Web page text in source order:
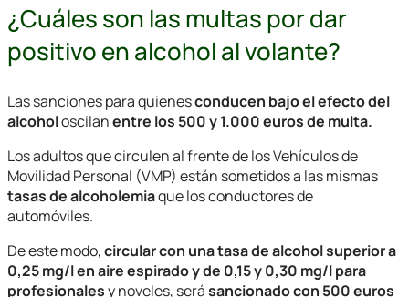
¿Cuáles son las multas por dar
positivo en alcohol al volante?
Las sanciones para quienesconducen bajo el efecto del
alcoholoscilanentre los 500 y 1.000 euros de multa.
Los adultos que circulen al frente de los Vehículos de
Movilidad Personal (VMP) están sometidos a las mismas
tasas de alcoholemiaque los conductores de
automóviles.
De este modo,circular con una tasa de alcohol superior a
0,25 mg/l en aire espirado y de 0,15 y 0,30 mg/l para
profesionalesy noveles, serásancionado con 500 euros